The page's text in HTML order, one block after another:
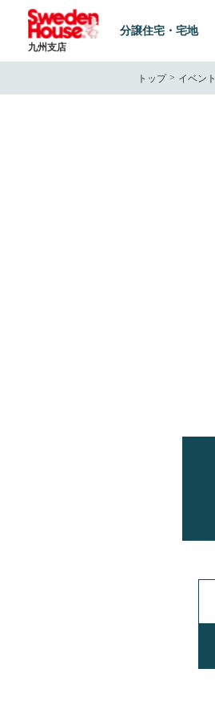
九州支店
分譲住宅・宅地
トップ イベント